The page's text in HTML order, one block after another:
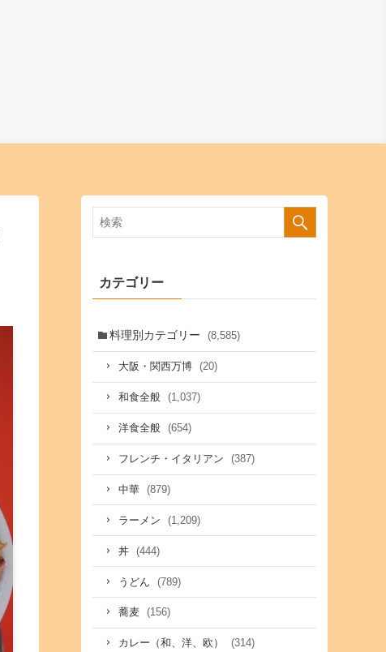
カテゴリー
料理別カテゴリー (8,585)
大阪・関西万博 (20)
和食全般 (1,037)
洋食全般 (654)
フレンチ・イタリアン (387)
中華 (879)
ラーメン (1,209)
丼 (444)
うどん (789)
蕎麦 (156)
カレー（和、洋、欧） (314)